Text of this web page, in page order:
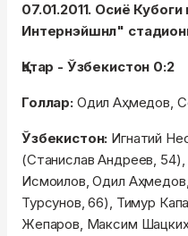
07.01.2011. Осиё
Интернэйшнл"
Қатар - Ўзбекистон 0:2
Голлар:Одил Аҳмедов,
Ўзбекистон: Игнатий
(Станислав Андреев,
Исмоилов, Одил
Турсунов, 66), Тимур
Жепаров, Максим